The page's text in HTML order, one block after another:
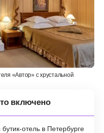
«Автор» с хрустальной
включено
отель в Петербурге